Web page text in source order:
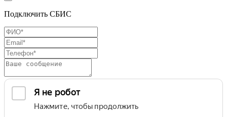
Подключить СБИС